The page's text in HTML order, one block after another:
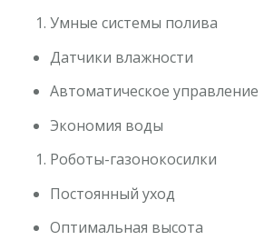
Умные системы полива
Датчики влажности
Автоматическое управление
Экономия воды
Роботы-газонокосилки
Постоянный уход
Оптимальная высота